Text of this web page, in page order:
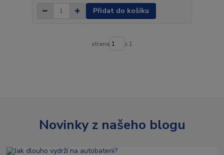
Přidat do košíku
strana z 1
Novinky z našeho blogu